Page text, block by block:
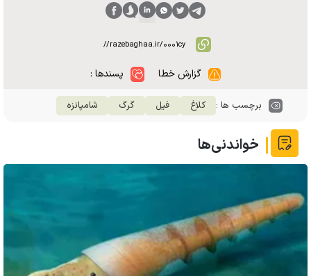
گزارش خطا پسندها :
برچسب ها : کلاغ فیل گرگ شامپانزه
خواندنی‌ها